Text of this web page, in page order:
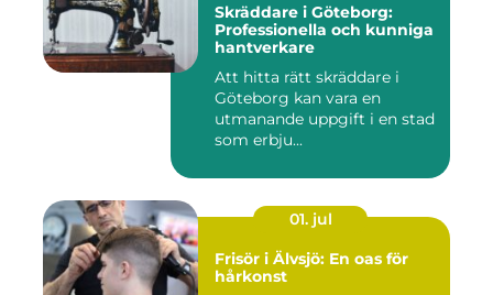
Skräddare i Göteborg:
Professionella och kunniga
hantverkare
Att hitta rätt skräddare i
Göteborg kan vara en
utmanande uppgift i en stad
som erbju...
01. jul
Frisör i Älvsjö: En oas för
hårkonst